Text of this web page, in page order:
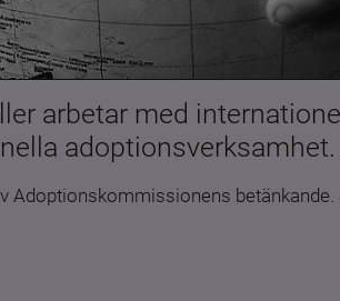
arbetar med
adoptionsverksamhet.